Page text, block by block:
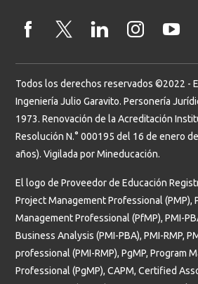
Todos los derechos reservados ©2022 -
Ingeniería Julio Garavito. Personería
1973. Renovación de la Acreditación
Resolución N.° 000195 del 16 de enero
años). Vigilada por Mineducación.
El logo de Proveedor de Educación
Project Management Professional (PMP),
Management Professional (PfMP), PMI-
Business Analysis (PMI-PBA), PMI-RMP,
professional (PMI-RMP), PgMP, Program
Professional (PgMP), CAPM, Certified